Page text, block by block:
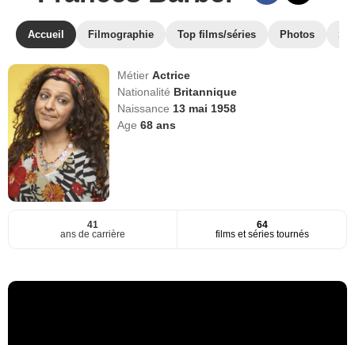
Accueil Filmographie Top films/séries Photos
MétierActrice
Nationalité Britannique
Naissance 13 mai 1958
Age68 ans
41
ans de carrière
64
films et séries tournés